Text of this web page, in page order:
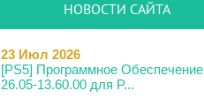
НОВОСТИ САЙТА
23 Июл 2026
[PS5] Программное Обеспечение
26.05-13.60.00 для P...